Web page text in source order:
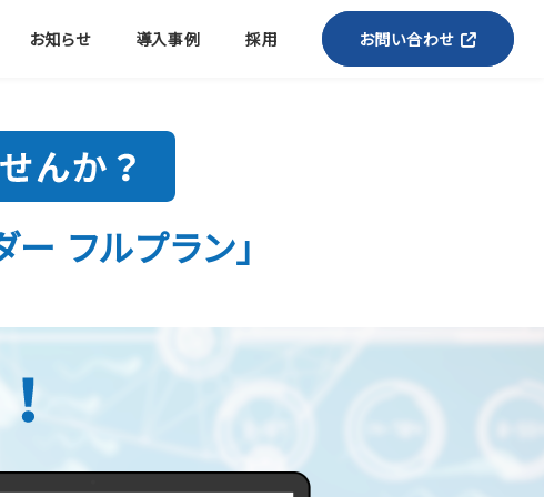
お知らせ 導入事例 採用 お問い合わせ
ー フルプラン」